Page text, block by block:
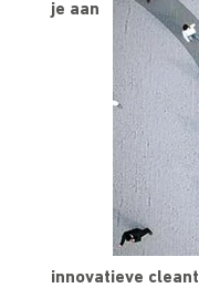
je aan
innovatieve